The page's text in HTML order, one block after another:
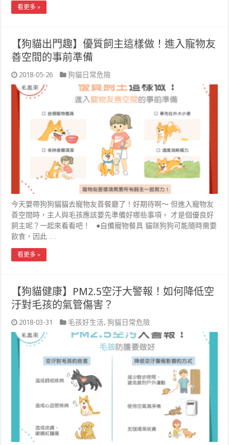
看更多 »
【狗貓出門趣】優質飼主這樣做！進入寵物友
善空間的事前準備
2018-05-26 狗貓日常危險
今天要帶狗狗貓貓去寵物友善餐廳了！好期待啊～ 但進入寵物友
善空間時，主人與毛孩應該要先準備好哪些事項， 才是個優良好
飼主呢？一起來看看吧！ ●自備寵物餐具 貓咪狗狗可能隨時需要
飲食，因此 …
看更多 »
【狗貓健康】PM2.5空汙大警報！如何降低空
汙對毛孩的氣管傷害？
2018-03-31 毛孩好生活,狗貓日常危險